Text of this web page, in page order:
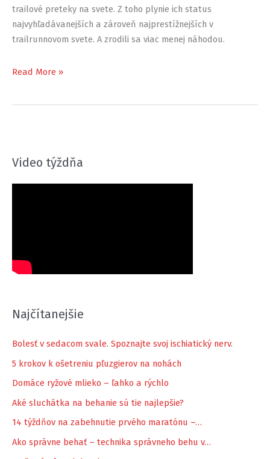
trailové preteky na svete. Z toho plynie ich status
najvyhľadávanejších a zároveň najprestížnejších v
trailrunnovom svete. A zrodili sa viac menej náhodou.
Western
pretekmi
Read More »
Video týždňa
Najčítanejšie
Bolesť v sedacom svale. Spoznajte svoj ischiatický nerv.
5 krokov k ošetreniu pľuzgierov na nohách
Domáce ryžové mlieko – ľahko a rýchlo
Aké sluchátka na behanie sú tie najlepšie?
14 týždňov na zabehnutie prvého maratónu –…
Ako správne behať – technika správneho behu v…